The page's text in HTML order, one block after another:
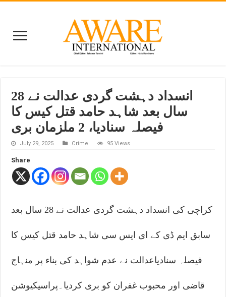
انسداد دہشت گردی عدالت نے 28
سال بعد شاہد حامد قتل کیس کا
فیصلہ سنادیا، 2 ملزمان بری
July 29, 2025 Crime 95 Views
Share
کراچی کی انسداد دہشت گردی عدالت نے 28 سال بعد
سابق ایم ڈی کے ای ایس سی شاہد حامد قتل کیس کا
فیصلہ سنادیاعدالت نے عدم شواہد کی بناء پر منہاج
قاضی اور محبوب غفران کو بری کردیا۔پراسیکیوشن